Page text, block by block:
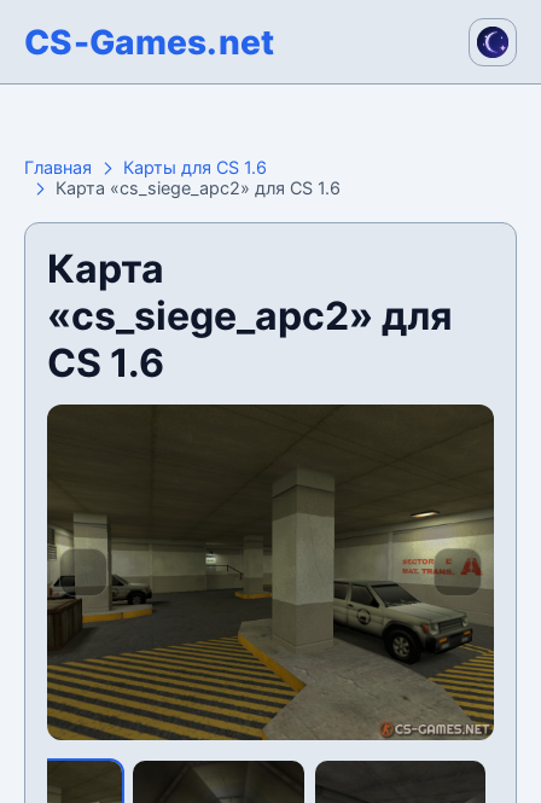
CS-Games.net
Главная
Карты для CS 1.6
Карта «cs_siege_apc2» для CS 1.6
Карта
«cs_siege_apc2» для
CS 1.6